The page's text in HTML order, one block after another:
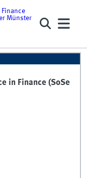
in Finance (SoSe